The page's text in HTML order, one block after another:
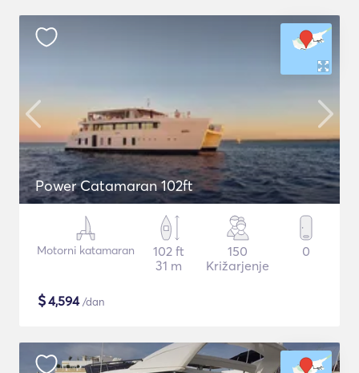
Power Catamaran 102ft
Motorni katamaran
102 ft
31 m
150
Križarjenje
0
$4,594/dan